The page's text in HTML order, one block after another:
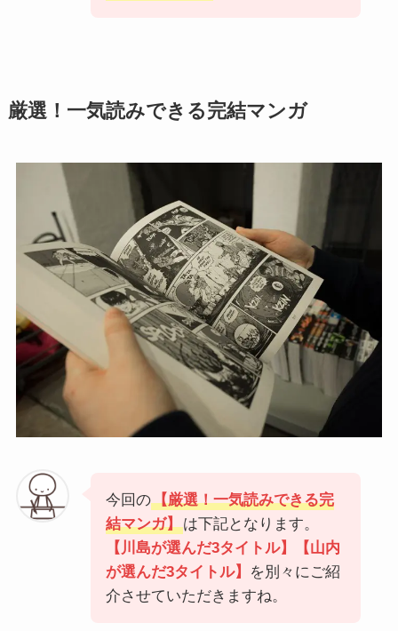
厳選！一気読みできる完結マンガ
今回の【厳選！一気読みできる完
結マンガ】は下記となります。
【川島が選んだ3タイトル】【山内
が選んだ3タイトル】
を別々にご紹
介させていただきますね。